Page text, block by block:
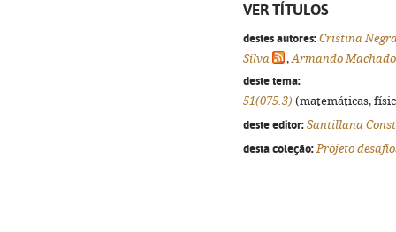
VER TÍTULOS
destes autores: Cristina
Silva
,Armando Machado
deste tema:
51(075.3) (matemáticas,
deste editor: Santillana
desta coleção: Projeto